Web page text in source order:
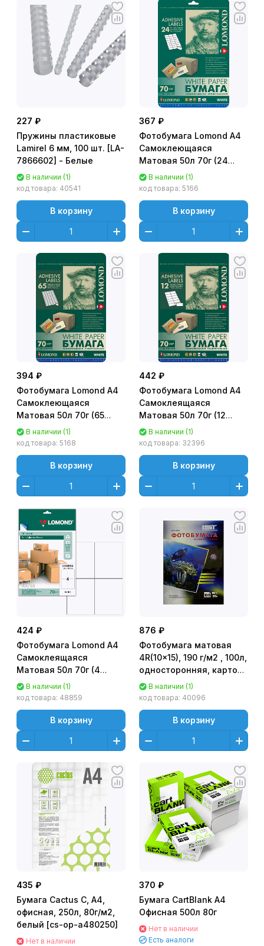
227 ₽
Пружины пластиковые
Lamirel 6 мм, 100 шт. [LA-
7866602] - Белые
В наличии (1)
код товара: 40541
В корзину
367 ₽
Фотобумага Lomond A4
Самоклеющаяся
Матовая 50л 70г (24
деления)
универсальная [2100175]
В наличии (1)
код товара: 5166
В корзину
394 ₽
Фотобумага Lomond A4
Самоклеющаяся
Матовая 50л 70г (65
делений)
универсальная [2100215]
В наличии (1)
код товара: 5168
В корзину
442 ₽
Фотобумага Lomond A4
Самоклеящаяся
Матовая 50л 70г (12
делений)
универсальная для
В наличии (1)
код товара: 32396
В корзину
424 ₽
Фотобумага Lomond A4
Самоклеящаяся
Матовая 50л 70г (4
деления)
универсальная (105 x
В наличии (1)
код товара: 48859
В корзину
876 ₽
Фотобумага матовая
4R(10x15), 190 г/м2 , 100л,
односторонняя, картон
ISTВ наличии (1)
код товара: 40096
В корзину
435 ₽
Бумага Cactus C, A4,
офисная, 250л, 80г/м2,
белый [cs-op-a480250]
Нет в наличии
370 ₽
Бумага CartBlank А4
Офисная 500л 80г
Нет в наличии
Есть аналоги